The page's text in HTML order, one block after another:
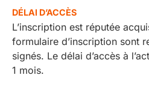
DÉLAI D’ACCÈS
L’inscription est réputée
formulaire d’inscription sont
signés. Le délai d’accès à
1 mois.